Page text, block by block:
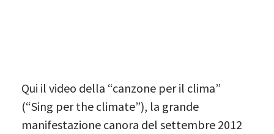
Qui il video della “canzone per il clima”
(“Sing per the climate”), la grande
manifestazione canora del settembre 2012